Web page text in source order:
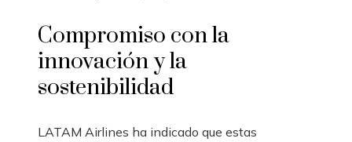
Compromiso con la
innovación y la
sostenibilidad
LATAM Airlines ha indicado que estas